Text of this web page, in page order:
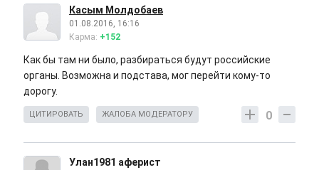
Касым Молдобаев
01.08.2016, 16:16
Карма: +152
Как бы там ни было, разбираться будут российские
органы. Возможна и подстава, мог перейти кому-то
дорогу.
0
ЦИТИРОВАТЬ ЖАЛОБА МОДЕРАТОРУ
Улан1981 аферист